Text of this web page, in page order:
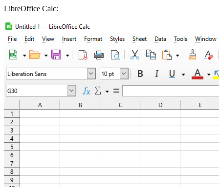
LibreOffice Calc: